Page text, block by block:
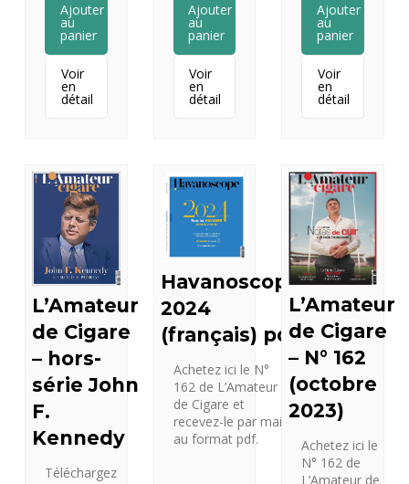
Ajouter
au
panier
Voir
en
détail
Ajouter
au
panier
Voir
en
détail
Ajouter
au
panier
Voir
en
détail
L’Amateur
de Cigare
– hors-
série John
F.
Kennedy
Téléchargez
Havanoscope
2024
(français) pdf
Achetez ici le N°
162 de L’Amateur
de Cigare et
recevez-le par mail
au format pdf.
L’Amateur
de Cigare
– N° 162
(octobre
2023)
Achetez ici le
N° 162 de
L’Amateur de